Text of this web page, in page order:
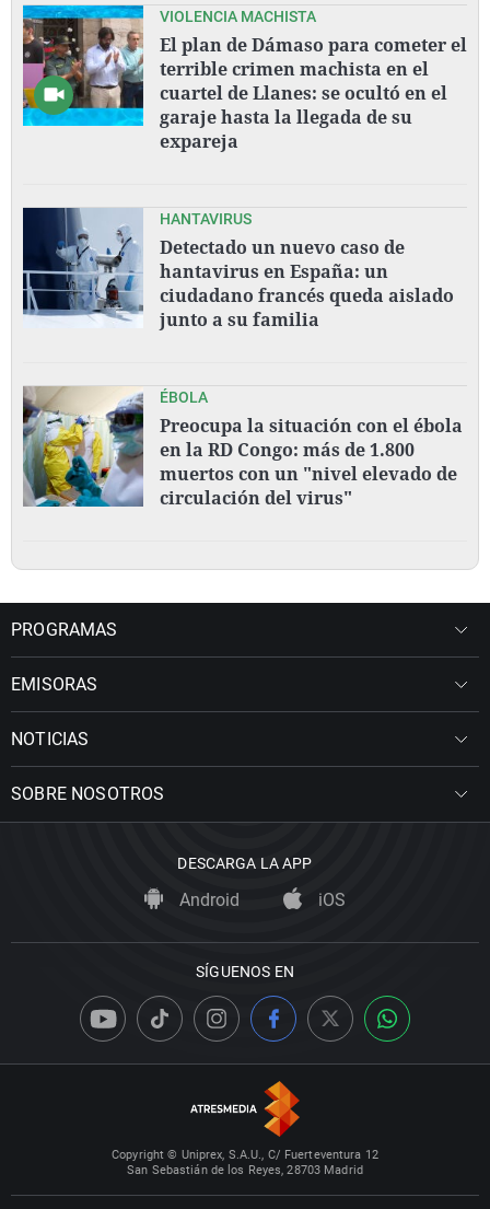
VIOLENCIA MACHISTA
El plan de Dámaso para cometer el
terrible crimen machista en el
cuartel de Llanes: se ocultó en el
garaje hasta la llegada de su
expareja
HANTAVIRUS
Detectado un nuevo caso de
hantavirus en España: un
ciudadano francés queda aislado
junto a su familia
ÉBOLA
Preocupa la situación con el ébola
en la RD Congo: más de 1.800
muertos con un "nivel elevado de
circulación del virus"
PROGRAMAS
EMISORAS
NOTICIAS
SOBRE NOSOTROS
DESCARGA LA APP
Android iOS
SÍGUENOS EN
Copyright © Uniprex, S.A.U., C/ Fuerteventura 12
San Sebastián de los Reyes, 28703 Madrid